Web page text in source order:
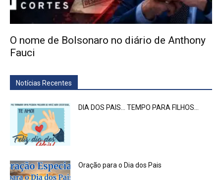
O nome de Bolsonaro no diário de Anthony
Fauci
Notícias Recentes
DIA DOS PAIS… TEMPO PARA FILHOS…
Oração para o Dia dos Pais